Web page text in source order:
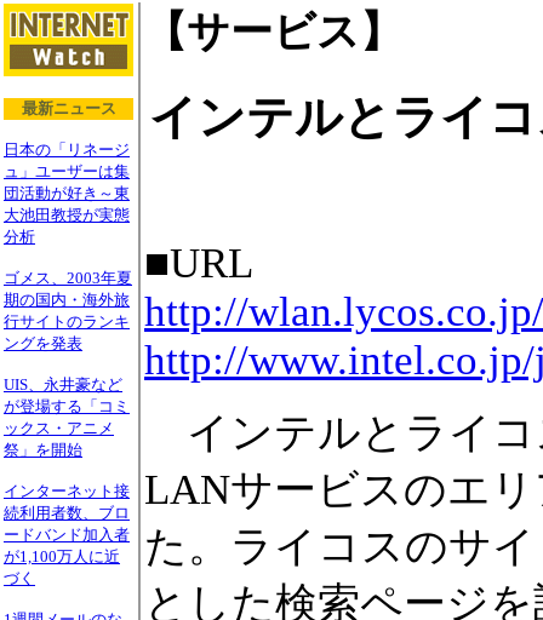
最新ニュース
日本の「リネージ
ュ」ユーザーは集
団活動が好き～東
大池田教授が実態
分析
ゴメス、2003年夏
期の国内・海外旅
行サイトのランキ
ングを発表
UIS、永井豪など
が登場する「コミ
ックス・アニメ
祭」を開始
インターネット接
続利用者数、ブロ
ードバンド加入者
が1,100万人に近
づく
【サービス】
インテルとライ
■URL
http://wlan.lycos.co.jp/
http://
インテルとライコ
LANサービスのエ
た。ライコスのサ
とした検索ページ